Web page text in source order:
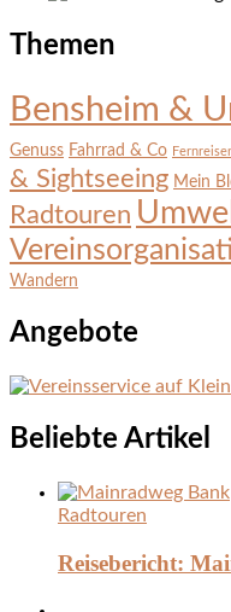
Themen
Bensheim &
Genuss Fahrrad & Co
& Sightseeing Mein
Radtouren
Wandern
Angebote
Beliebte Artikel
Radtouren
Reisebericht: